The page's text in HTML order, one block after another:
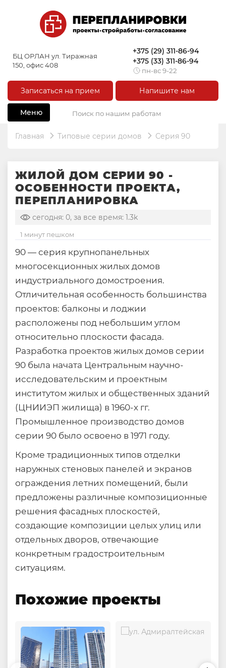
БЦ ОРЛАН ул. Тиражная
150, офис 408
+375 (29) 311-86-94
+375 (33) 311-86-94
пн-вс 9-22
Записаться на прием Напишите нам
Меню
Главная Типовые серии домов Серия 90
ЖИЛОЙ ДОМ СЕРИИ 90 -
ОСОБЕННОСТИ ПРОЕКТА,
ПЕРЕПЛАНИРОВКА
сегодня: 0, за все время: 1.3k
1 минут пешком
90 — серия крупнопанельных
многосекционных жилых домов
индустриального домостроения.
Отличительная особенность большинства
проектов: балконы и лоджии
расположены под небольшим углом
относительно плоскости фасада.
Разработка проектов жилых домов серии
90 была начата Центральным научно-
исследовательским и проектным
институтом жилых и общественных зданий
(ЦНИИЭП жилища) в 1960-х гг.
Промышленное производство домов
серии 90 было освоено в 1971 году.
Кроме традиционных типов отделки
наружных стеновых панелей и экранов
ограждения летних помещений, были
предложены различные композиционные
решения фасадных плоскостей,
создающие композиции целых улиц или
отдельных дворов, отвечающие
конкретным градостроительным
ситуациям.
Похожие проекты